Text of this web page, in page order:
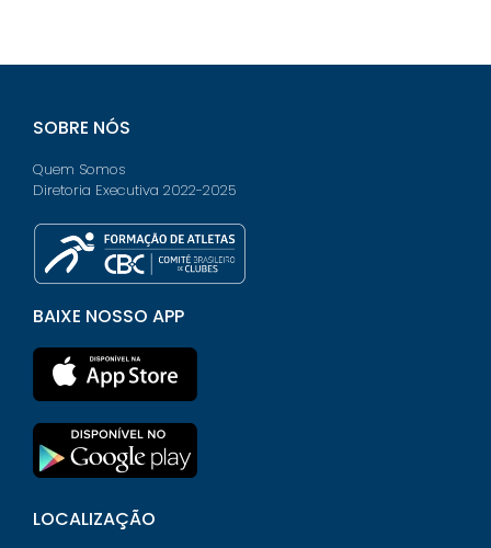
SOBRE NÓS
Quem Somos
Diretoria Executiva 2022-2025
BAIXE NOSSO APP
LOCALIZAÇÃO